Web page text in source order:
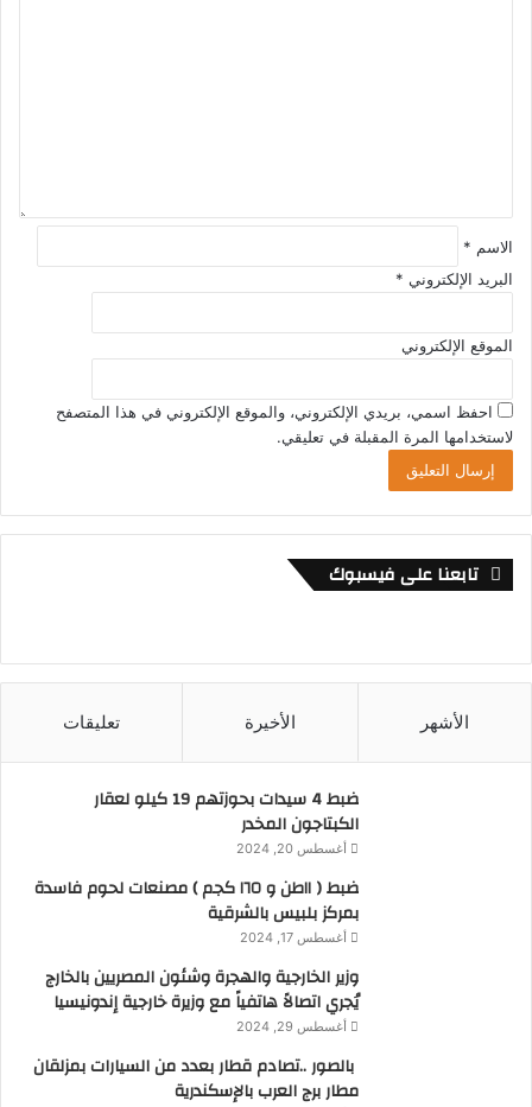
الاسم *
البريد الإلكتروني *
الموقع الإلكتروني
احفظ اسمي، بريدي الإلكتروني، والموقع الإلكتروني في هذا المتصفح
لاستخدامها المرة المقبلة في تعليقي.
تابعنا على فيسبوك
الأشهر الأخيرة تعليقات
ضبط 4 سيدات بحوزتهم 19 كيلو لعقار
الكبتاجون المخدر
أغسطس 20, 2024
ضبط ( ١١طن و ١٦٥ كجم ) مصنعات لحوم فاسدة
بمركز بلبيس بالشرقية
أغسطس 17, 2024
وزير الخارجية والهجرة وشئون المصريين بالخارج
يُجري اتصالاً هاتفياً مع وزيرة خارجية إندونيسيا
أغسطس 29, 2024
بالصور ..تصادم قطار بعدد من السيارات بمزلقان
مطار برج العرب بالإسكندرية